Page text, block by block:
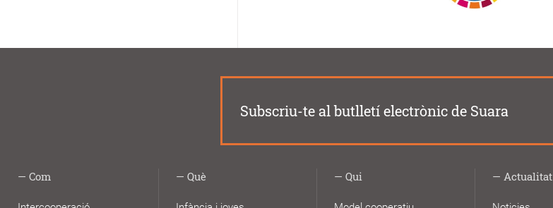
Subscriu-te al butlletí electrònic de Suara
Com Què Qui Actualitat